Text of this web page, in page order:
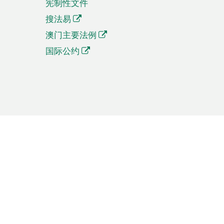
宪制性文件
搜法易
澳门主要法例
国际公约